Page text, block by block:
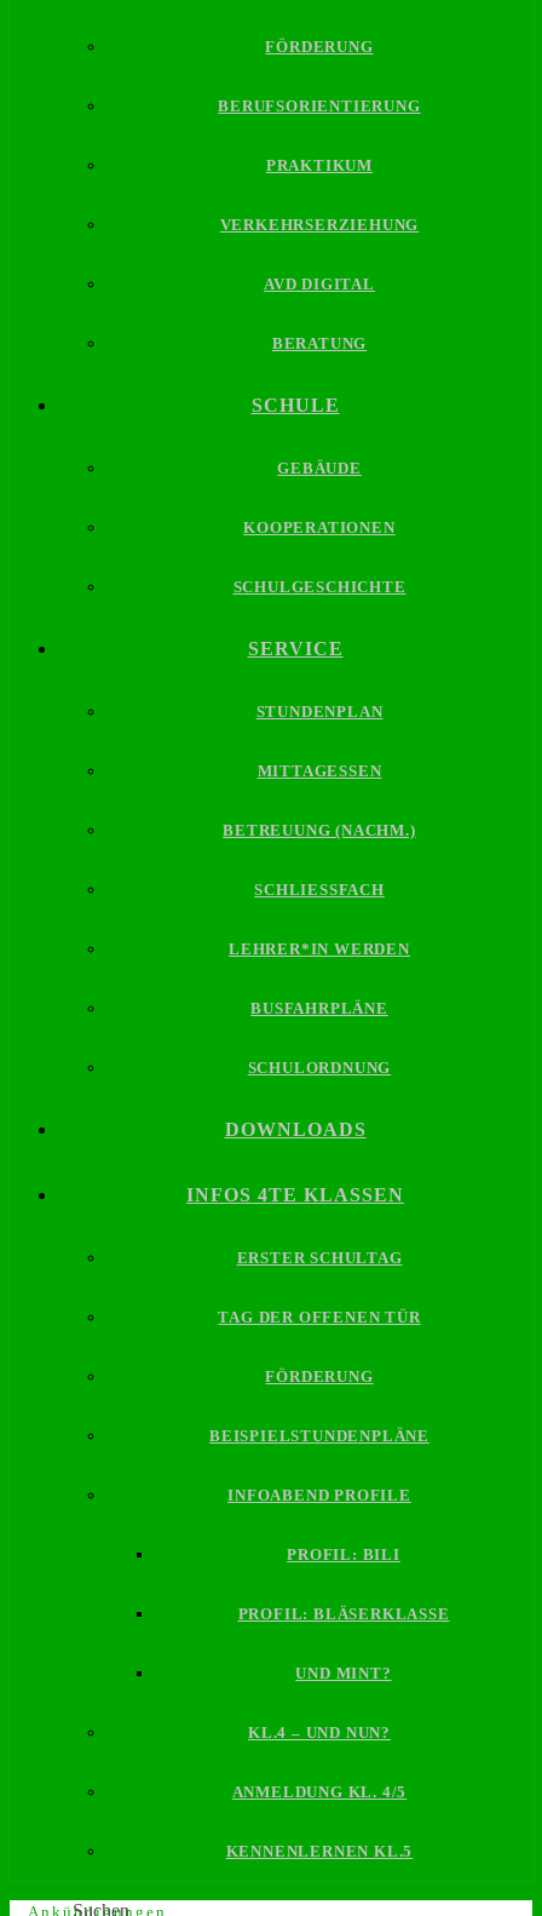
FÖRDERUNG
BERUFSORIENTIERUNG
PRAKTIKUM
VERKEHRSERZIEHUNG
AVD DIGITAL
BERATUNG
SCHULE
GEBÄUDE
KOOPERATIONEN
SCHULGESCHICHTE
SERVICE
STUNDENPLAN
MITTAGESSEN
BETREUUNG (NACHM.)
SCHLIESSFACH
LEHRER*IN WERDEN
BUSFAHRPLÄNE
SCHULORDNUNG
DOWNLOADS
INFOS 4TE KLASSEN
ERSTER SCHULTAG
TAG DER OFFENEN TÜR
FÖRDERUNG
BEISPIELSTUNDENPLÄNE
INFOABEND PROFILE
PROFIL: BILI
PROFIL: BLÄSERKLASSE
UND MINT?
KL.4 – UND NUN?
ANMELDUNG KL. 4/5
KENNENLERNEN KL.5
Ankündigungen
Suchen